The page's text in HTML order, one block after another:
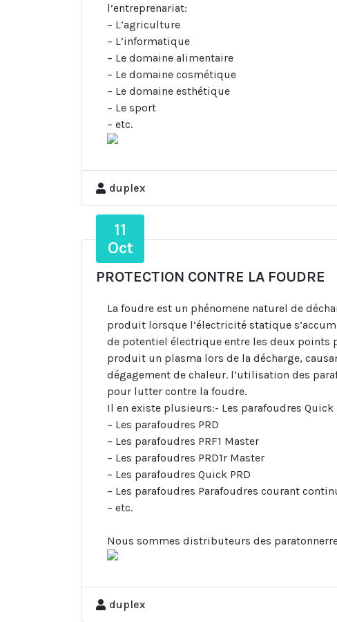
l’entreprenariat:
– L’agriculture
– L’informatique
– Le domaine alimentaire
– Le domaine cosmétique
– Le domaine esthétique
– Le sport
– etc.
duplex
11
Oct
PROTECTION CONTRE LA FOUDRE
La foudre est un phénomene naturel de
produit lorsque l’électricité statique
de potentiel électrique entre les deux points
produit un plasma lors de la décharge,
dégagement de chaleur. l’utilisation des
pour lutter contre la foudre.
Il en existe plusieurs:- Les parafoudres Quick
– Les parafoudres PRD
– Les parafoudres PRF1 Master
– Les parafoudres PRD1r Master
– Les parafoudres Quick PRD
– Les parafoudres Parafoudres courant
– etc.
Nous sommes distributeurs des
duplex